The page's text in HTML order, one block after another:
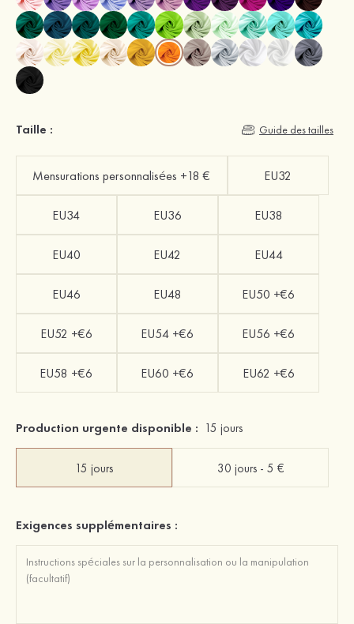
Taille : Guide des tailles
Mensurations personnalisées +18 € EU32
EU34 EU36 EU38
EU40 EU42 EU44
EU46 EU48 EU50 +€6
EU52 +€6 EU54 +€6 EU56 +€6
EU58 +€6 EU60 +€6 EU62 +€6
Production urgente disponible : 15 jours
15 jours 30 jours - 5 €
Exigences supplémentaires :